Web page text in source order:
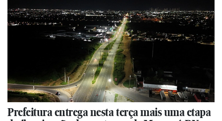
Prefeitura entrega nesta terça mais uma etapa